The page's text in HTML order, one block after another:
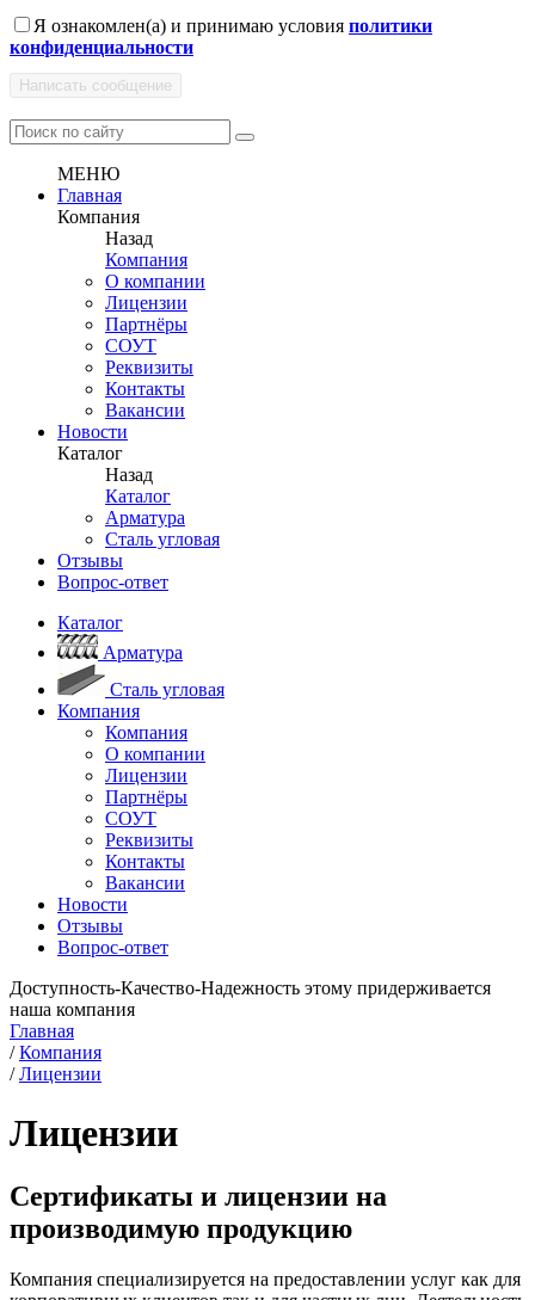
Я ознакомлен(а) и принимаю условия политики
конфиденциальности
Написать сообщение
МЕНЮ
Главная
Компания
Назад
Компания
О компании
Лицензии
Партнёры
СОУТ
Реквизиты
Контакты
Вакансии
Новости
Каталог
Назад
Каталог
Арматура
Сталь угловая
Отзывы
Вопрос-ответ
Каталог
Арматура
Сталь угловая
Компания
Компания
О компании
Лицензии
Партнёры
СОУТ
Реквизиты
Контакты
Вакансии
Новости
Отзывы
Вопрос-ответ
Доступность-Качество-Надежность этому придерживается
наша компания
Главная
/ Компания
/ Лицензии
Лицензии
Сертификаты и лицензии на
производимую продукцию
Компания специализируется на предоставлении услуг как для